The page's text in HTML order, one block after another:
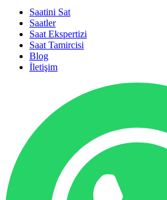
Saatini Sat
Saatler
Saat Ekspertizi
Saat Tamircisi
Blog
İletişim